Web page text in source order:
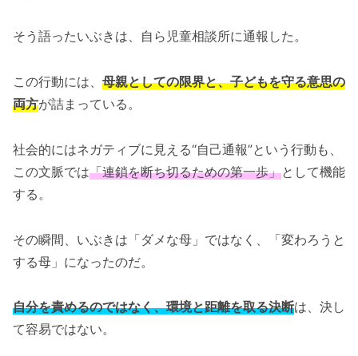
そう語ったいぶきは、自ら児童相談所に通報した。
この行動には、 母親としての限界と、子どもを守る意思の
両方が詰まっている。
社会的にはネガティブに見える“自己通報”という行動も、
この文脈では「連鎖を断ち切るための第一歩」として機能
する。
その瞬間、いぶきは「ダメな母」ではなく、「変わろうと
する母」になったのだ。
自分を責めるのではなく、環境と距離を取る決断は、決し
て容易ではない。